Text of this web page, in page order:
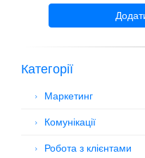
Категорії
Маркетинг
Комунікації
Робота з клієнтами